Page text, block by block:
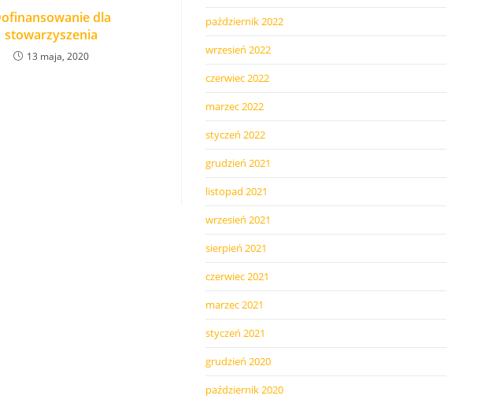
dla
stowarzyszenia
13 maja, 2020
październik 2022
wrzesień 2022
czerwiec 2022
marzec 2022
styczeń 2022
grudzień 2021
listopad 2021
wrzesień 2021
sierpień 2021
czerwiec 2021
marzec 2021
styczeń 2021
grudzień 2020
październik 2020